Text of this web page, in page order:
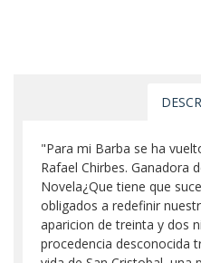
"Para mi Barba se ha
Rafael Chirbes. Ganadora
Novela¿Que tiene que
obligados a redefinir
aparicion de treinta y dos
procedencia desconocida